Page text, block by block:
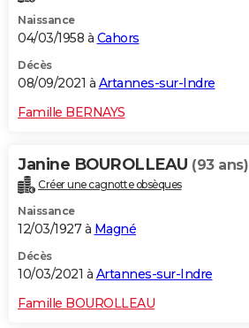
Naissance
04/03/1958 à Cahors
Décès
08/09/2021 à Artannes-sur-Indre
Famille BERNAYS
Janine BOUROLLEAU (93 ans)
Créer une cagnotte obsèques
Naissance
12/03/1927 à Magné
Décès
10/03/2021 à Artannes-sur-Indre
Famille BOUROLLEAU